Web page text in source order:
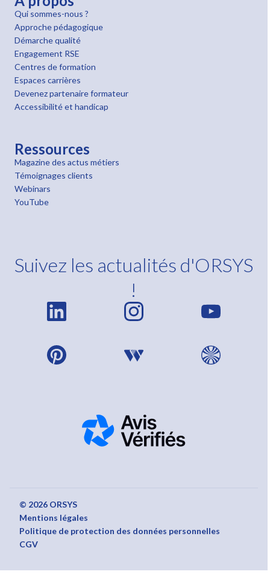
Qui sommes-nous ?
Approche pédagogique
Démarche qualité
Engagement RSE
Centres de formation
Espaces carrières
Devenez partenaire formateur
Accessibilité et handicap
Ressources
Magazine des actus métiers
Témoignages clients
Webinars
YouTube
Suivez les actualités d'ORSYS
!
© 2026 ORSYS
Mentions légales
Politique de protection des données personnelles
CGV